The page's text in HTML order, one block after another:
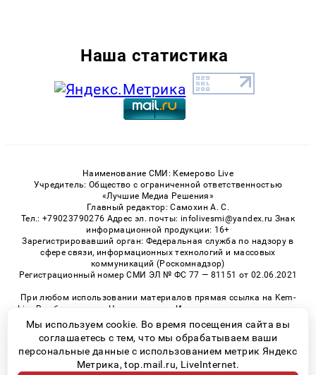
Наша статистика
Наименование СМИ: Кемерово Live
Учредитель: Общество с ограниченной ответственностью
«Лучшие Медиа Решения»
Главный редактор: Самохин А. С.
Тел.: +79023790276 Адрес эл. почты: infolivesmi@yandex.ru Знак
информационной продукции: 16+
Зарегистрировавший орган: Федеральная служба по надзору в
сфере связи, информационных технологий и массовых
коммуникаций (Роскомнадзор)
Регистрационный номер СМИ ЭЛ № ФС 77 — 81151 от 02.06.2021
При любом использовании материалов прямая ссылка на Kem-
Live.Ru обязательна. Цитирование в Интернете возможно только
при наличии письменного разрешения.
© 2026 «Kem-Live» | Все права защищены
Мы используем cookie. Во время посещения сайта вы
соглашаетесь с тем, что мы обрабатываем ваши
персональные данные с использованием метрик Яндекс
Метрика, top.mail.ru, LiveInternet.